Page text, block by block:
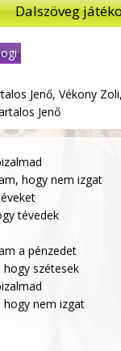
Dalszöveg
Jenő, Vékony
Jenő
hogy nem izgat
tévedek
a pénzedet
szétesek
nem izgat